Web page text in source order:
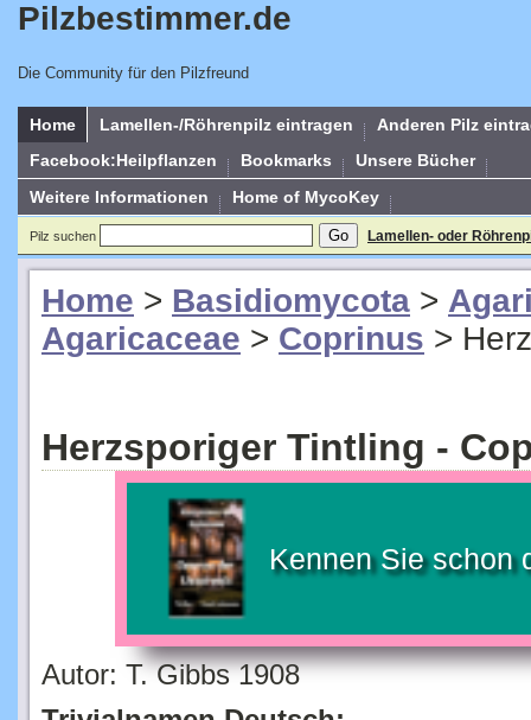
Pilzbestimmer.de
Die Community für den Pilzfreund
Home Lamellen-/Röhrenpilz eintragen
Anderen Pilz
Facebook:Heilpflanzen
Bookmarks
Unsere Bücher
Weitere Informationen
Home of MycoKey
Pilz suchen Lamellen- oder
Home > Basidiomycota >
Agaricaceae > Coprinus >
Herzsporiger Tintling -
Kennen Sie schon
Autor: T. Gibbs 1908